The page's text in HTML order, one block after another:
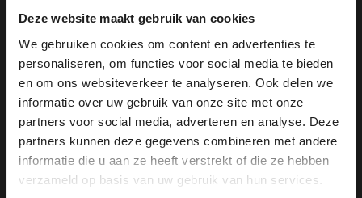
Deze website maakt gebruik van cookies
We gebruiken cookies om content en advertenties te
personaliseren, om functies voor social media te bieden
en om ons websiteverkeer te analyseren. Ook delen we
informatie over uw gebruik van onze site met onze
partners voor social media, adverteren en analyse. Deze
partners kunnen deze gegevens combineren met andere
informatie die u aan ze heeft verstrekt of die ze hebben
verzameld op basis van uw gebruik van hun services.
Dino Experience Park |
Ha!
Bekijk case